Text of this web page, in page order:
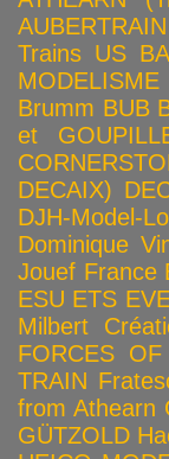
AUBERTRAIN
Trains US
MODELISME
Brumm BUB
et
DECAIX)
DJH-Model-
Dominique
Jouef France
ESU ETS
Milbert
FORCES OF
TRAIN
from Athearn
GÜTZOLD